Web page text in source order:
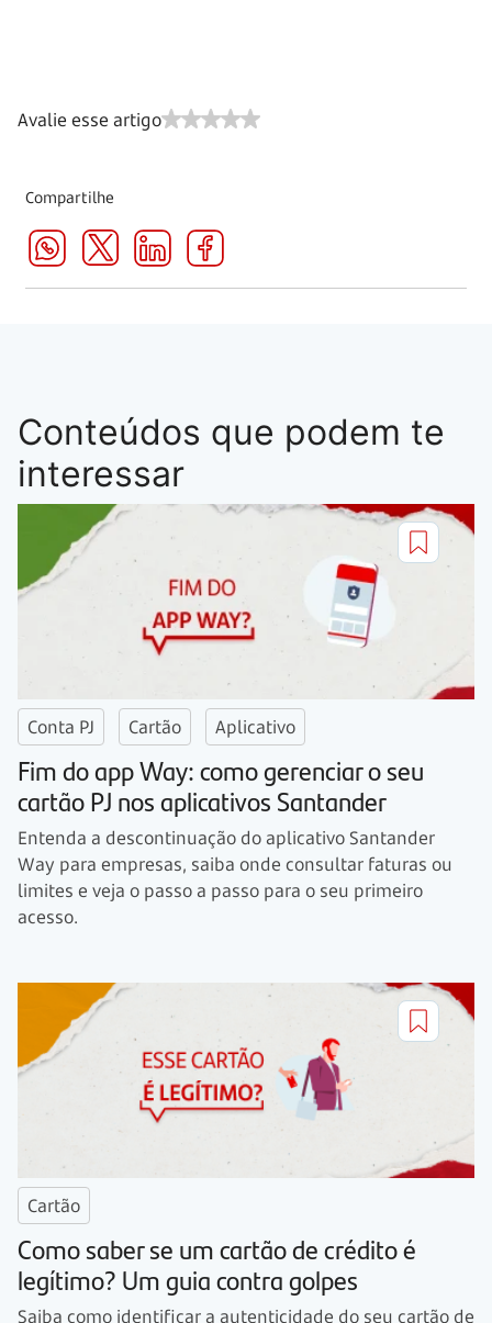
Avalie esse artigo
Compartilhe
Conteúdos que podem te
interessar
Conta PJ Cartão Aplicativo
Fim do app Way: como gerenciar o seu
cartão PJ nos aplicativos Santander
Entenda a descontinuação do aplicativo Santander
Way para empresas, saiba onde consultar faturas ou
limites e veja o passo a passo para o seu primeiro
acesso.
Cartão
Como saber se um cartão de crédito é
legítimo? Um guia contra golpes
Saiba como identificar a autenticidade do seu cartão de